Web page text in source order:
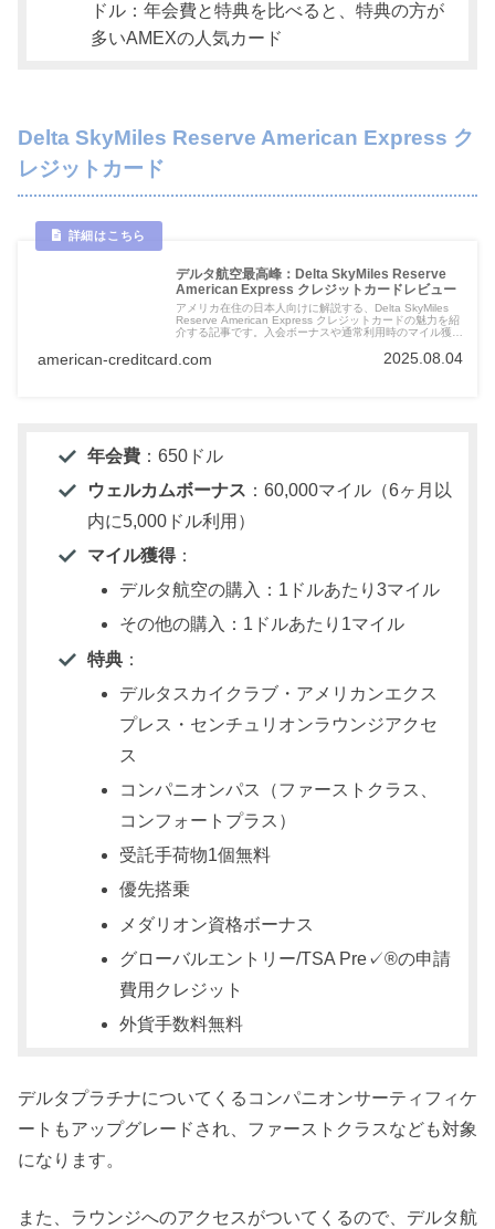
ドル：年会費と特典を比べると、特典の方が
多いAMEXの人気カード
Delta SkyMiles Reserve American Express ク
レジットカード
デルタ航空最高峰：Delta SkyMiles Reserve
American Express クレジットカードレビュー
アメリカ在住の日本人向けに解説する、Delta SkyMiles
Reserve American Express クレジットカードの魅力を紹
介する記事です。入会ボーナスや通常利用時のマイル獲得
american-creditcard.com 2025.08.04
年会費：650ドル
ウェルカムボーナス ：60,000マイル（6ヶ月以
内に5,000ドル利用）
マイル獲得：
デルタ航空の購入：1ドルあたり3マイル
その他の購入：1ドルあたり1マイル
特典：
デルタスカイクラブ・アメリカンエクス
プレス・センチュリオンラウンジアクセ
ス
コンパニオンパス（ファーストクラス、
コンフォートプラス）
受託手荷物1個無料
優先搭乗
メダリオン資格ボーナス
グローバルエントリー/TSA Pre✓®の申請
費用クレジット
外貨手数料無料
デルタプラチナについてくるコンパニオンサーティフィケ
ートもアップグレードされ、ファーストクラスなども対象
になります。
また、ラウンジへのアクセスがついてくるので、デルタ航